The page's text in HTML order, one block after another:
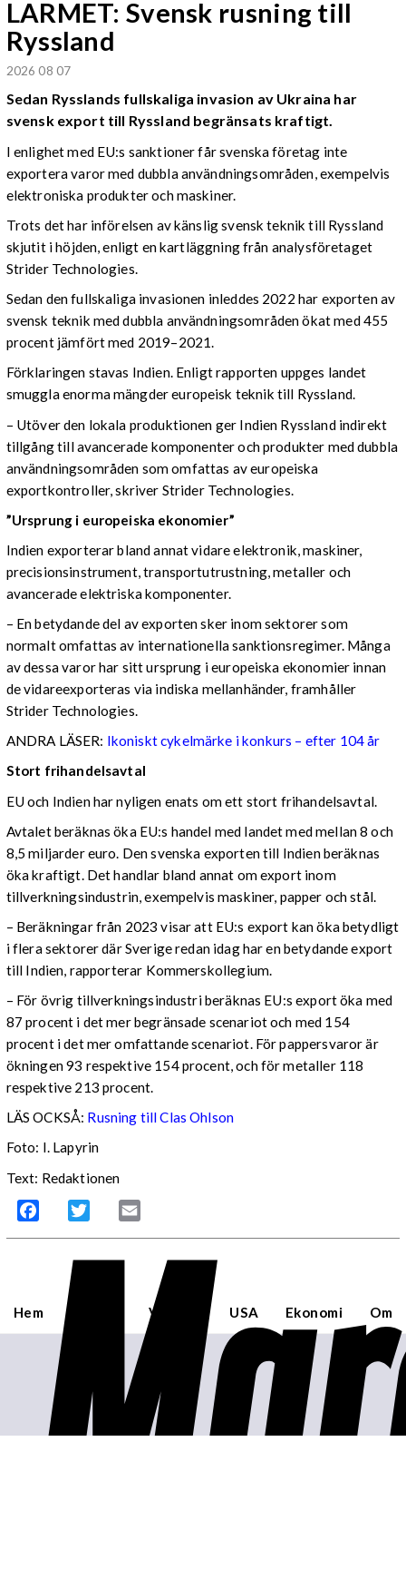
LARMET: Svensk rusning till
Ryssland
2026 08 07
Sedan Rysslands fullskaliga invasion av Ukraina har
svensk export till Ryssland begränsats kraftigt.
I enlighet med EU:s sanktioner får svenska företag inte
exportera varor med dubbla användningsområden, exempelvis
elektroniska produkter och maskiner.
Trots det har införelsen av känslig svensk teknik till Ryssland
skjutit i höjden, enligt en kartläggning från analysföretaget
Strider Technologies.
Sedan den fullskaliga invasionen inleddes 2022 har exporten av
svensk teknik med dubbla användningsområden ökat med 455
procent jämfört med 2019–2021.
Förklaringen stavas Indien. Enligt rapporten uppges landet
smuggla enorma mängder europeisk teknik till Ryssland.
– Utöver den lokala produktionen ger Indien Ryssland indirekt
tillgång till avancerade komponenter och produkter med dubbla
användningsområden som omfattas av europeiska
exportkontroller, skriver Strider Technologies.
”Ursprung i europeiska ekonomier”
Indien exporterar bland annat vidare elektronik, maskiner,
precisionsinstrument, transportutrustning, metaller och
avancerade elektriska komponenter.
– En betydande del av exporten sker inom sektorer som
normalt omfattas av internationella sanktionsregimer. Många
av dessa varor har sitt ursprung i europeiska ekonomier innan
de vidareexporteras via indiska mellanhänder, framhåller
Strider Technologies.
ANDRA LÄSER: Ikoniskt cykelmärke i konkurs – efter 104 år
Stort frihandelsavtal
EU och Indien har nyligen enats om ett stort frihandelsavtal.
Avtalet beräknas öka EU:s handel med landet med mellan 8 och
8,5 miljarder euro. Den svenska exporten till Indien beräknas
öka kraftigt. Det handlar bland annat om export inom
tillverkningsindustrin, exempelvis maskiner, papper och stål.
– Beräkningar från 2023 visar att EU:s export kan öka betydligt
i flera sektorer där Sverige redan idag har en betydande export
till Indien, rapporterar Kommerskollegium.
– För övrig tillverkningsindustri beräknas EU:s export öka med
87 procent i det mer begränsade scenariot och med 154
procent i det mer omfattande scenariot. För pappersvaror är
ökningen 93 respektive 154 procent, och för metaller 118
respektive 213 procent.
LÄS OCKSÅ: Rusning till Clas Ohlson
Foto: I. Lapyrin
Text: Redaktionen
Facebook Twitter
Hem Världen USA Ekonomi Om